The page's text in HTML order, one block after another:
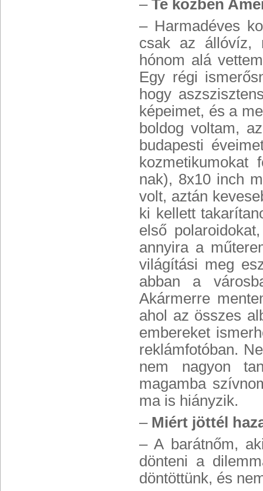
– Te közben
– Harmadéves
csak az állóvíz,
hónom alá
Egy régi
hogy
képeimet, és a
boldog voltam,
budapesti
kozmetikumokat
nak), 8x10 inch
volt, aztán
ki kellett
első
annyira a
világítási meg
abban a
Akármerre
ahol az összes
embereket
reklámfotóban.
nem nagyon
magamba
ma is hiányzik.
– Miért jöttél
– A barátnőm,
dönteni a
döntöttünk, és